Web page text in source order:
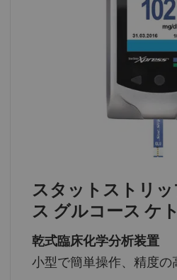
スタットストリ
ス グルコース ケ
乾式臨床化学分析装置
小型で簡単操作、精度の